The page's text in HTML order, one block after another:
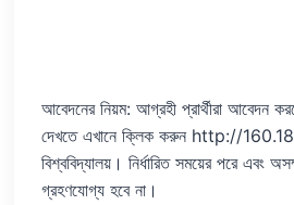
আবেদনের নিয়ম: আগ্রহী প্রার্থীরা আবেদন
দেখতে এখানে ক্লিক করুন http://
বিশ্ববিদ্যালয়। নির্ধারিত সময়ের পরে এবং
গ্রহণযোগ্য হবে না।